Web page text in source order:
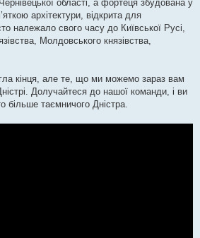
області, а фортеця збудована у
архітектури, відкрита для
належало свого часу до Київської Русі,
Молдовського князівства,
кінця, але те, що ми можемо зараз вам
Долучайтеся до нашої команди, і ви
більше таємничого Дністра.